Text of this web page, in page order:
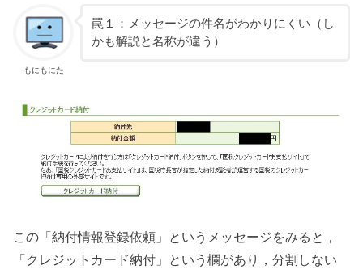
もにもにた
罠１：メッセージの件名がわかりにくい（し
かも解説と名称が違う）
この「納付情報登録依頼」というメッセージをみると，
「クレジットカード納付」という欄があり，分割しない